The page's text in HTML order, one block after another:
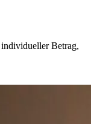
Betrag,